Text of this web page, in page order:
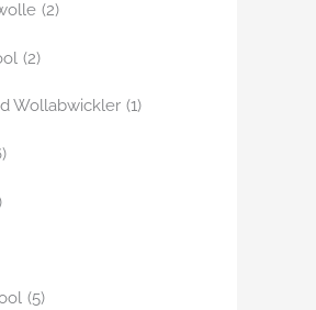
(2)
(2)
Wollabwickler (1)
(5)